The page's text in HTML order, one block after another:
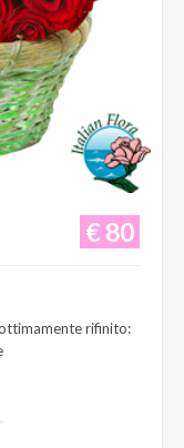
€ 80
rifinito: